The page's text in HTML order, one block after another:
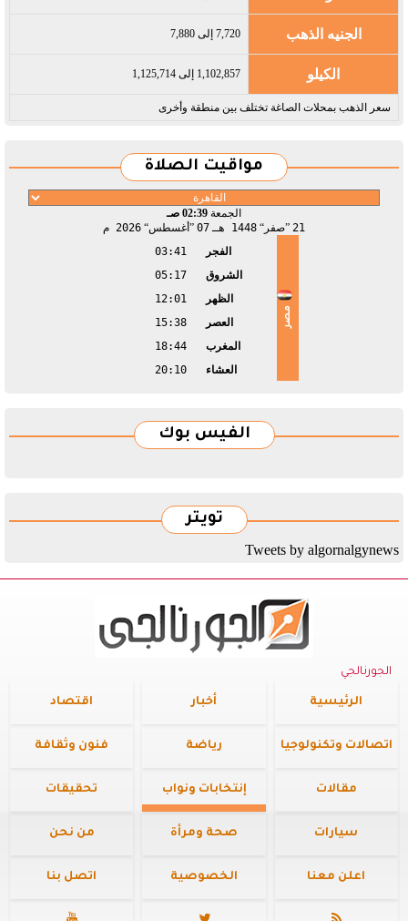
الجنيه الذهب 7,720 إلى 7,880
الكيلو 1,102,857 إلى 1,125,714
سعر الذهب بمحلات الصاغة تختلف بين منطقة وأخرى
مواقيت الصلاة
الجمعة 02:39 صـ
21
صفر 1448 هـ 07 أغسطس 2026 م
مصر
الفجر
03:41
الشروق
05:17
الظهر
12:01
العصر
15:38
المغرب
18:44
العشاء
20:10
الفيس بوك
تويتر
Tweets by algornalgynews
الجورنالجي
الرئيسية أخبار اقتصاد
اتصالات وتكنولوجيا رياضة فنون وثقافة
مقالات إنتخابات ونواب تحقيقات
سيارات صحة ومرأة من نحن
اعلن معنا الخصوصية اتصل بنا